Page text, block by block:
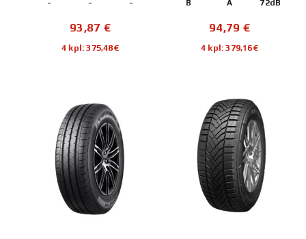
- - -
93,87 €
4 kpl: 375,48€
B A 72dB
94,79 €
4 kpl: 379,16€